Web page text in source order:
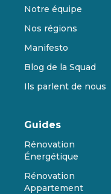
Notre équipe
Nos régions
Manifesto
Blog de la Squad
Ils parlent de nous
Guides
Rénovation
Énergétique
Rénovation
Appartement